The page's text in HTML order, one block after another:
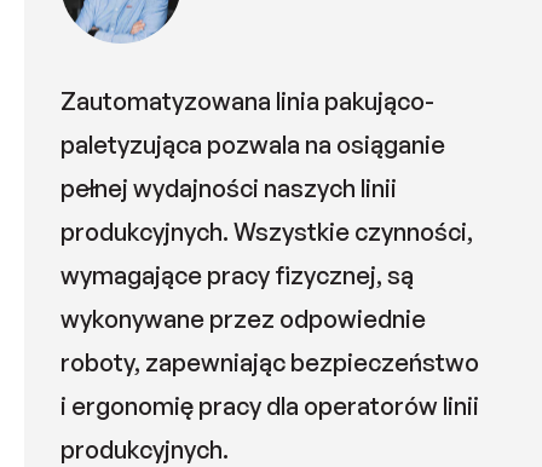
Zautomatyzowana linia pakująco-
paletyzująca pozwala na osiąganie
pełnej wydajności naszych linii
produkcyjnych. Wszystkie czynności,
wymagające pracy fizycznej, są
wykonywane przez odpowiednie
roboty, zapewniając bezpieczeństwo
i ergonomię pracy dla operatorów linii
produkcyjnych.